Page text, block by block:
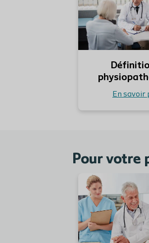
En savoir
Pour votre